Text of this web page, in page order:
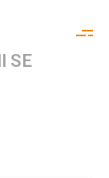
SE